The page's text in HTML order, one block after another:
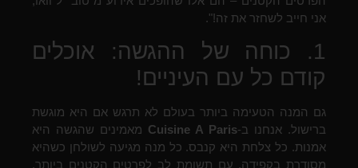
אני חייב לשחזר את זה!".
1. כוחה של ההגשה: אוכלים
קודם כל עם העיניים!
גם המנה הטעימה ביותר בעולם לא תרגש אם היא מוגשת
ברישול. אנחנו ב-Cuisine A Paris מאמינים שהגשה היא
אמנות. כל צלחת היא קנבס. כל מנה מגיעה לשולחן כשהיא
מסודרת בקפידה, עם תשומת לב לפרטים הקטנים ביותר,